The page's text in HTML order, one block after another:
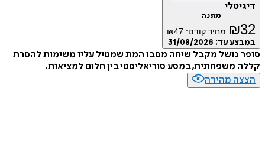
דיגיטלי
מתנה
₪32 מחיר קודם: ₪47
במבצע עד: 31/08/2026
סופר כושל מקבל שיחה מסבו המת שמטיל עליו משימות להסרת
קללה משפחתית, במסע סוריאליסטי בין חלום למציאות.
הצצה מהירה